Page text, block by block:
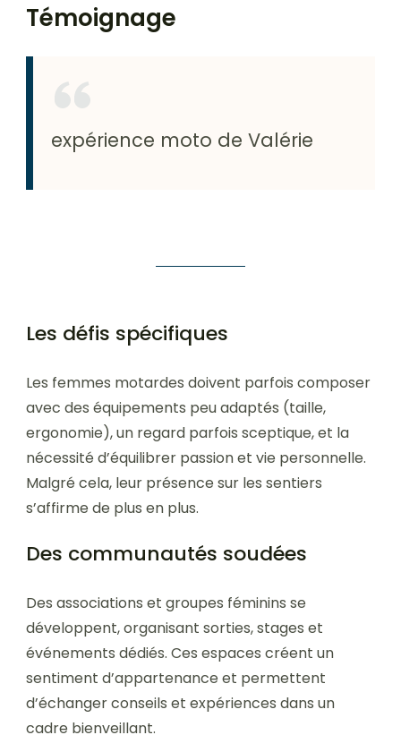
Témoignage
expérience moto de Valérie
Les défis spécifiques
Les femmes motardes doivent parfois composer
avec des équipements peu adaptés (taille,
ergonomie), un regard parfois sceptique, et la
nécessité d’équilibrer passion et vie personnelle.
Malgré cela, leur présence sur les sentiers
s’affirme de plus en plus.
Des communautés soudées
Des associations et groupes féminins se
développent, organisant sorties, stages et
événements dédiés. Ces espaces créent un
sentiment d’appartenance et permettent
d’échanger conseils et expériences dans un
cadre bienveillant.